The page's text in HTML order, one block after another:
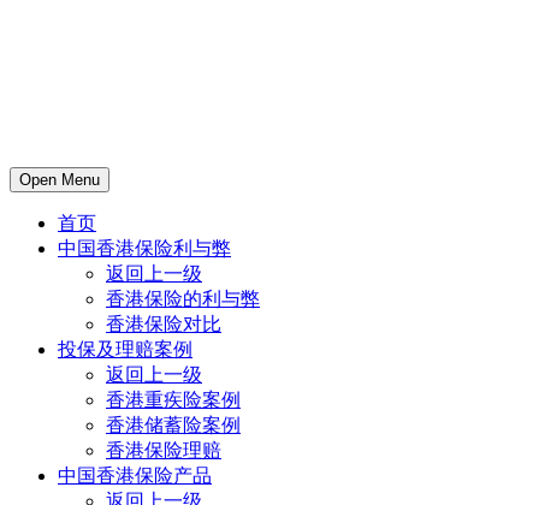
Open Menu
首页
中国香港保险利与弊
返回上一级
香港保险的利与弊
香港保险对比
投保及理赔案例
返回上一级
香港重疾险案例
香港储蓄险案例
香港保险理赔
中国香港保险产品
返回上一级